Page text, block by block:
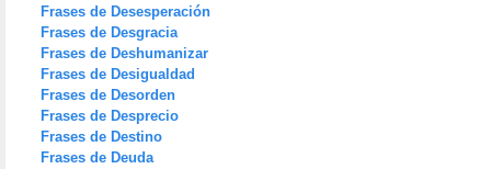
Frases de Desesperación
Frases de Desgracia
Frases de Deshumanizar
Frases de Desigualdad
Frases de Desorden
Frases de Desprecio
Frases de Destino
Frases de Deuda